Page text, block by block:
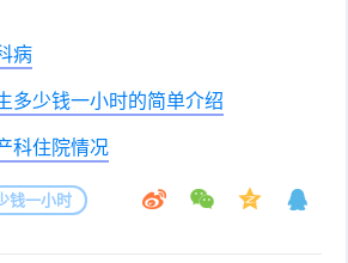
病
多少钱一小时的简单介绍
科住院情况
钱一小时